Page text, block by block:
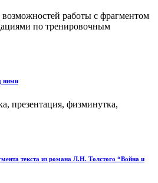
работы с фрагментом
по тренировочным
ними
презентация, физминутка,
текста из романа Л.Н. Толстого “Война и